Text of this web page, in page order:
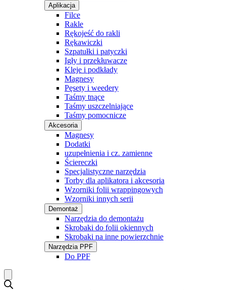
Aplikacja
Filce
Rakle
Rękojeść do rakli
Rękawiczki
Szpatułki i patyczki
Igły i przekłuwacze
Kleje i podkłady
Magnesy
Pęsety i weedery
Taśmy tnące
Taśmy uszczelniające
Taśmy pomocnicze
Akcesoria
Magnesy
Dodatki
uzupełnienia i cz. zamienne
Ściereczki
Specjalistyczne narzędzia
Torby dla aplikatora i akcesoria
Wzorniki folii wrappingowych
Wzorniki innych serii
Demontaż
Narzędzia do demontażu
Skrobaki do folii okiennych
Skrobaki na inne powierzchnie
Narzędzia PPF
Do PPF